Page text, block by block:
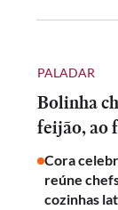
PALADAR
Bolinha
feijão, ao
Cora
reúne
cozinhas